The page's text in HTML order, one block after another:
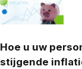
Hoe u uw
stijgende